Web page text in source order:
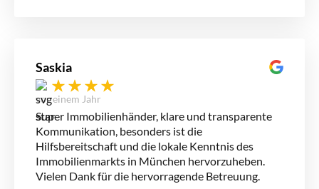
Nummer, sondern wird individuell und ehrlich
beraten. Die Mitarbeiter*innen nehmen sich Zeit,
gehen auf Wünsche ein und sind auch bei
kurzfristigen Anliegen gut erreichbar. Auch die
Exposés und Unterlagen waren sehr hochwertig
aufbereitet und vollständig – was heutzutage
leider nicht selbstverständlich ist. Ich kann
AUCTIORA jedem empfehlen, der auf der Suche
nach einer Immobilie ist und dabei Wert auf
Saskia
vor einem Jahr
Super Immobilienhänder, klare und transparente
Kommunikation, besonders ist die
Hilfsbereitschaft und die lokale Kenntnis des
Immobilienmarkts in München hervorzuheben.
Vielen Dank für die hervorragende Betreuung.